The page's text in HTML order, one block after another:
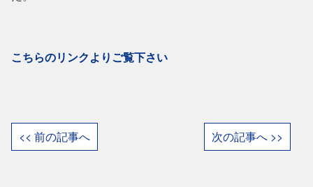
こちらのリンクよりご覧下さい
<< 前の記事へ 次の記事へ >>